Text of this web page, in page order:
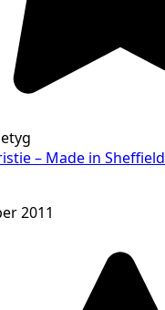
– Made in Sheffield
2011